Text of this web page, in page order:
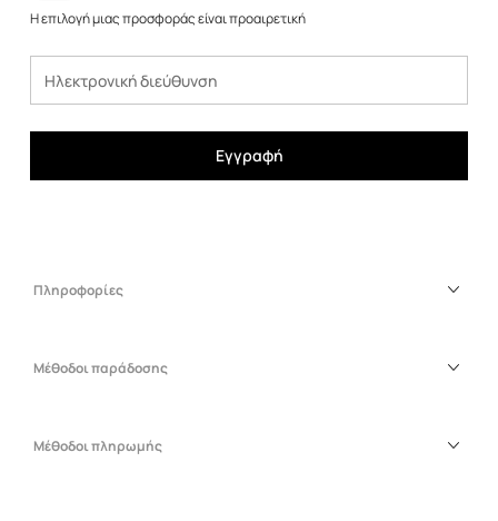
Η επιλογή μιας προσφοράς είναι προαιρετική
Εγγραφή
Πληροφορίες
Μέθοδοι παράδοσης
Μέθοδοι πληρωμής